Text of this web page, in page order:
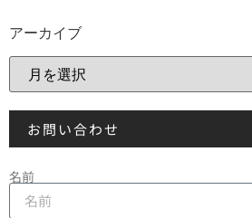
アーカイブ
お問い合わせ
名前